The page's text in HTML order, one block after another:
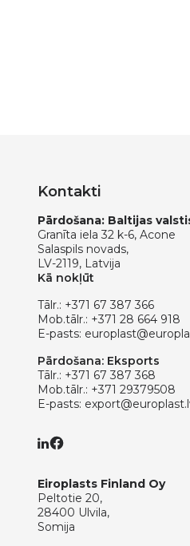
Kontakti
Pārdošana: Baltijas
Granīta iela 32 k-6, Acone
Salaspils novads,
LV-2119, Latvija
Kā nokļūt
Tālr.: +371 67 387 366
Mob.tālr.: +371 28 664 918
E-pasts:
Pārdošana: Eksports
Tālr.: +371 67 387 368
Mob.tālr.: +371 29379508
E-pasts:
Eiroplasts Finland Oy
Peltotie 20,
28400 Ulvila,
Somija